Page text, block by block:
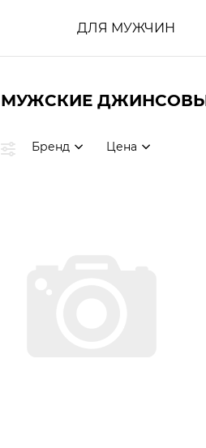
ДЛЯ МУЖЧИН
МУЖСКИЕ
Бренд Цена